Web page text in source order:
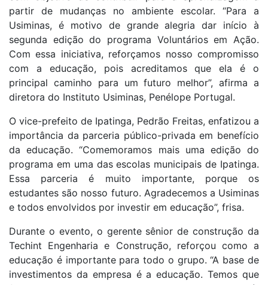
partir de mudanças no ambiente escolar. “Para a
Usiminas, é motivo de grande alegria dar início à
segunda edição do programa Voluntários em Ação.
Com essa iniciativa, reforçamos nosso compromisso
com a educação, pois acreditamos que ela é o
principal caminho para um futuro melhor”, afirma a
diretora do Instituto Usiminas, Penélope Portugal.
O vice-prefeito de Ipatinga, Pedrão Freitas, enfatizou a
importância da parceria público-privada em benefício
da educação. “Comemoramos mais uma edição do
programa em uma das escolas municipais de Ipatinga.
Essa parceria é muito importante, porque os
estudantes são nosso futuro. Agradecemos a Usiminas
e todos envolvidos por investir em educação”, frisa.
Durante o evento, o gerente sênior de construção da
Techint Engenharia e Construção, reforçou como a
educação é importante para todo o grupo. “A base de
investimentos da empresa é a educação. Temos que